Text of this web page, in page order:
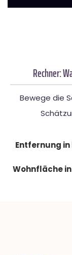
Rechner:
Bewege die
Entfernung in
Wohnfläche